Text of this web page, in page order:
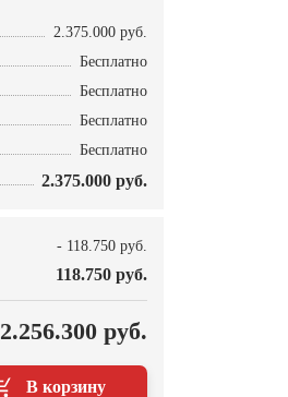
2.375.000 руб.
Бесплатно
Бесплатно
Бесплатно
Бесплатно
2.375.000 руб.
- 118.750 руб.
118.750 руб.
2.256.300 руб.
В корзину